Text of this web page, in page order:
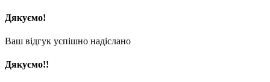
Дякуємо!
Ваш відгук успішно надіслано
Дякуємо!!